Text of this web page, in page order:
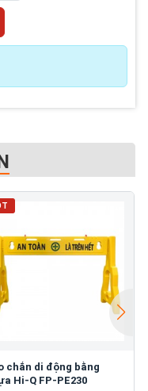
chắn di động bằng
Hi-Q FP-PE230